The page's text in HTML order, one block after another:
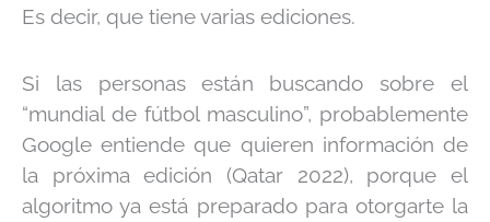
Es decir, que tiene varias ediciones.
Si las personas están buscando sobre el
“mundial de fútbol masculino”, probablemente
Google entiende que quieren información de
la próxima edición (Qatar 2022), porque el
algoritmo ya está preparado para otorgarte la